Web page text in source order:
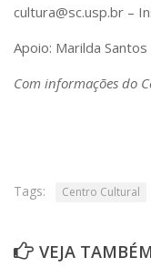
cultura@sc.usp.br –
Apoio: Marilda
Com informações do
Tags: Centro Cultural
VEJA